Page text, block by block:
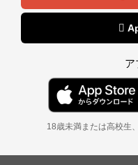

ア
18歳未満または高校生